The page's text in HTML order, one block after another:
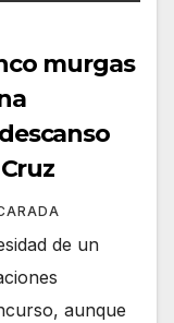
murgas
de un
aunque